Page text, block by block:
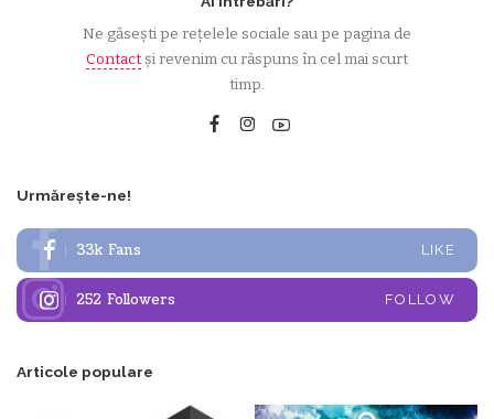
Ne găsești pe rețelele sociale sau pe pagina de
Contactși revenim cu răspuns în cel mai scurt
timp.
Urmărește-ne!
33k Fans LIKE
252 Followers FOLLOW
Articole populare